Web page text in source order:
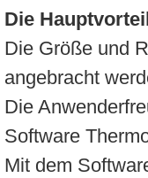
Die
Die Größe und
angebracht
Die
Software
Mit dem